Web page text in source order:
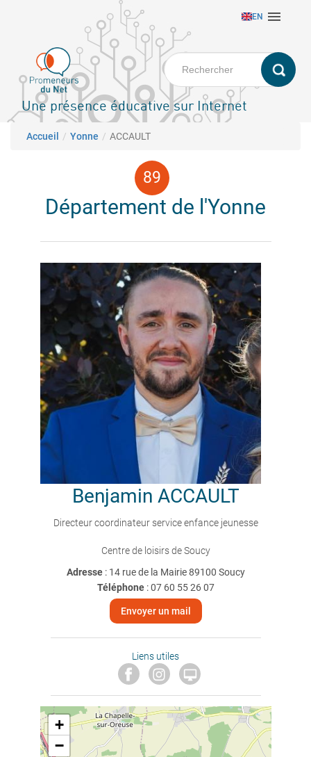
principal
EN 
Une présence éducative sur Internet
Fil d'Ariane
Accueil Yonne ACCAULT
Département de l'Yonne
Benjamin ACCAULT
Directeur coordinateur service enfance jeunesse
Centre de loisirs de Soucy
Adresse : 14 rue de la Mairie 89100 Soucy
Téléphone:07 60 55 26 07
Envoyer un mail
Liens utiles

+
−